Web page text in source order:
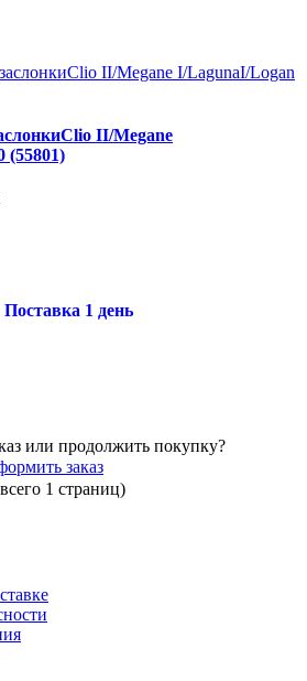
II/Megane
(55801)
Поставка 1 день
или продолжить покупку?
заказ
1 страниц)